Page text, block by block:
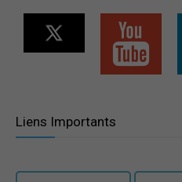
Liens Importants